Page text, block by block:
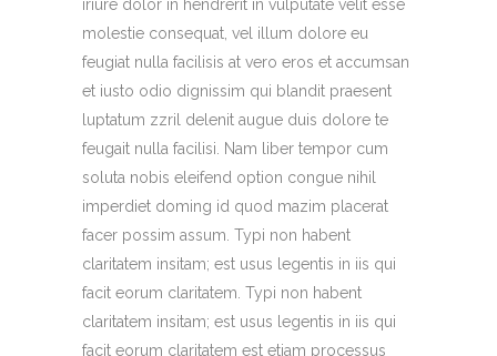
iriure dolor in hendrerit in vulputate velit esse
molestie consequat, vel illum dolore eu
feugiat nulla facilisis at vero eros et accumsan
et iusto odio dignissim qui blandit praesent
luptatum zzril delenit augue duis dolore te
feugait nulla facilisi. Nam liber tempor cum
soluta nobis eleifend option congue nihil
imperdiet doming id quod mazim placerat
facer possim assum. Typi non habent
claritatem insitam; est usus legentis in iis qui
facit eorum claritatem. Typi non habent
claritatem insitam; est usus legentis in iis qui
facit eorum claritatem est etiam processus